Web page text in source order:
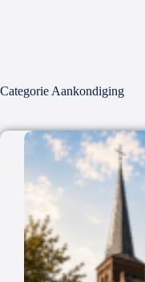
Categorie Aankondiging